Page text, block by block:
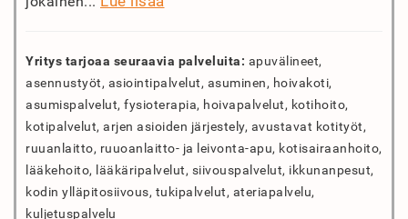
Yritys tarjoaa seuraavia palveluita: apuvälineet,
asennustyöt, asiointipalvelut, asuminen, hoivakoti,
asumispalvelut, fysioterapia, hoivapalvelut, kotihoito,
kotipalvelut, arjen asioiden järjestely, avustavat kotityöt,
ruuanlaitto, ruuoanlaitto- ja leivonta-apu, kotisairaanhoito,
lääkehoito, lääkäripalvelut, siivouspalvelut, ikkunanpesut,
kodin ylläpitosiivous, tukipalvelut, ateriapalvelu,
kuljetuspalvelu